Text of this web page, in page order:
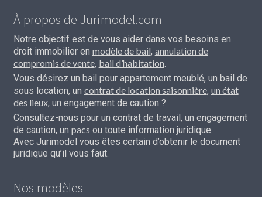
À propos de Jurimodel.com
Notre objectif est de vous aider dans vos besoins en
droit immobilier en modèle de bail, annulation de
compromis de vente, bail d’habitation.
Vous désirez un bail pour appartement meublé, un bail de
sous location, un contrat de location saisonnière, un état
des lieux, un engagement de caution ?
Consultez-nous pour un contrat de travail, un engagement
de caution, un pacs ou toute information juridique.
Avec Jurimodel vous êtes certain d’obtenir le document
juridique qu’il vous faut.
Nos modèles